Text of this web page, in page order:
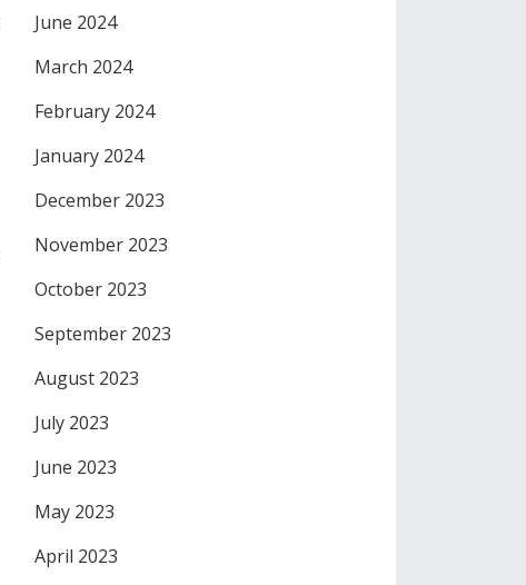
June 2024
March 2024
February 2024
January 2024
December 2023
November 2023
October 2023
September 2023
August 2023
July 2023
June 2023
May 2023
April 2023